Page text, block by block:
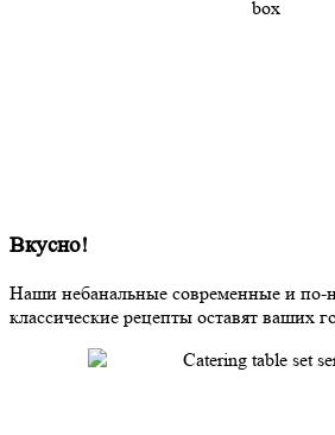
Вкусно!
Наши небанальные современные и
классические рецепты оставят ваших